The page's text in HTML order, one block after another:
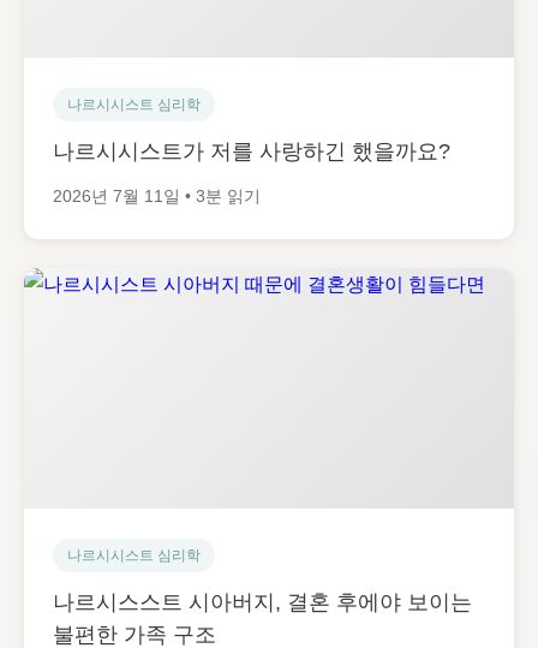
나르시시스트 심리학
나르시시스트가 저를 사랑하긴 했을까요?
2026년 7월 11일 • 3분 읽기
나르시시스트 심리학
나르시스스트 시아버지, 결혼 후에야 보이는
불편한 가족 구조